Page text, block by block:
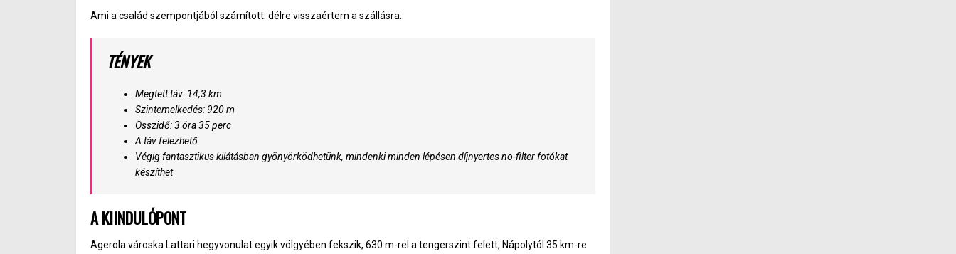
Ami a család szempontjából számított: délre visszaértem a szállásra.
TÉNYEK
Megtett táv: 14,3 km
Szintemelkedés: 920 m
Összidő: 3 óra 35 perc
A táv felezhető
Végig fantasztikus kilátásban gyönyörködhetünk, mindenki minden lépésen díjnyertes no-filter fotókat
készíthet
A KIINDULÓPONT
Agerola városka Lattari hegyvonulat egyik völgyében fekszik, 630 m-rel a tengerszint felett, Nápolytól 35 km-re